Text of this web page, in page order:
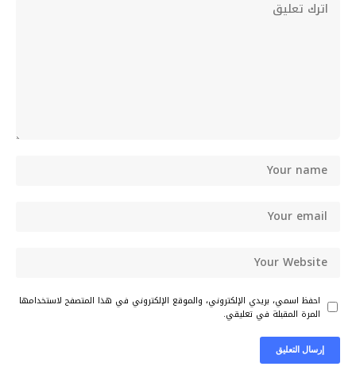
احفظ اسمي، بريدي الإلكتروني، والموقع الإلكتروني في هذا المتصفح لاستخدامها
المرة المقبلة في تعليقي.